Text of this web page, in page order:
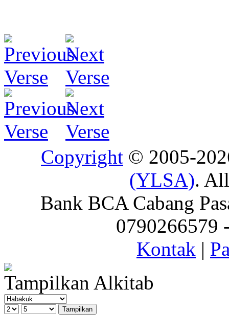
Copyright © 2005-
(YLSA).
Bank BCA Cabang
0790266579
Kontak |
Tampilkan Alkitab